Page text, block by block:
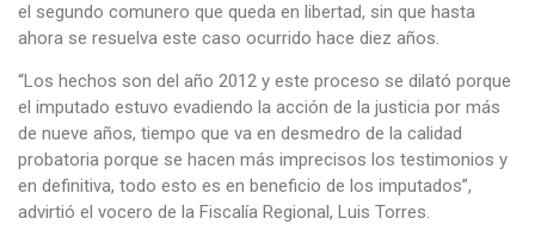
el segundo comunero que queda en libertad, sin que hasta
ahora se resuelva este caso ocurrido hace diez años.
“Los hechos son del año 2012 y este proceso se dilató porque
el imputado estuvo evadiendo la acción de la justicia por más
de nueve años, tiempo que va en desmedro de la calidad
probatoria porque se hacen más imprecisos los testimonios y
en definitiva, todo esto es en beneficio de los imputados”,
advirtió el vocero de la Fiscalía Regional, Luis Torres.